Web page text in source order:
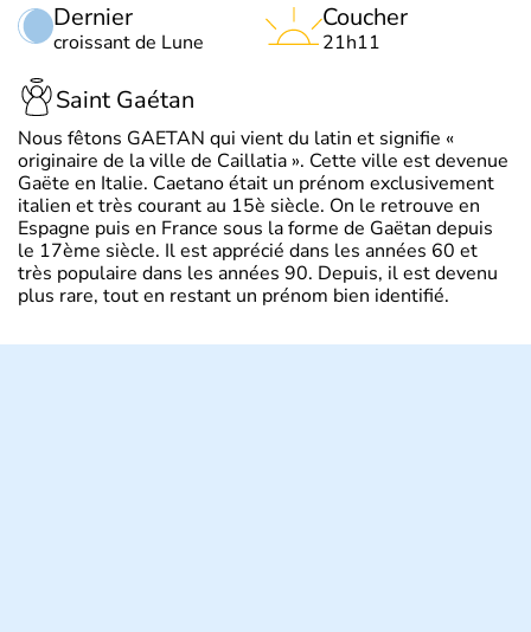
Dernier
croissant de Lune
Coucher
21h11
Saint Gaétan
Nous fêtons GAETAN qui vient du latin et signifie «
originaire de la ville de Caillatia ». Cette ville est devenue
Gaëte en Italie. Caetano était un prénom exclusivement
italien et très courant au 15è siècle. On le retrouve en
Espagne puis en France sous la forme de Gaëtan depuis
le 17ème siècle. Il est apprécié dans les années 60 et
très populaire dans les années 90. Depuis, il est devenu
plus rare, tout en restant un prénom bien identifié.